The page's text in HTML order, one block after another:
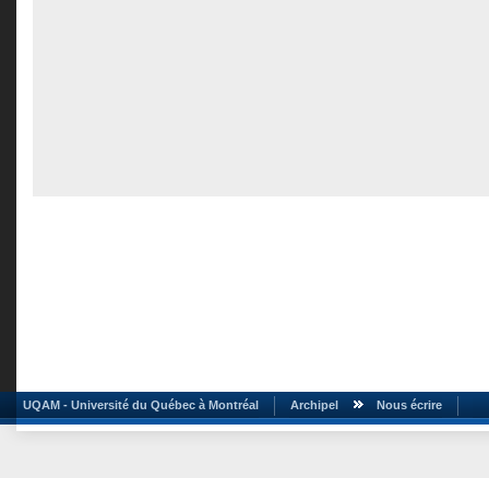
UQAM - Université du Québec à Montréal Archipel Nous écrire